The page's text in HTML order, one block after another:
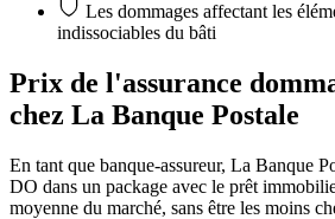
Les dommages affectant les
indissociables du bâti
Prix de l'assurance
chez La Banque Postale
En tant que banque-assureur, La Banque
DO dans un package avec le prêt
moyenne du marché, sans être les moins